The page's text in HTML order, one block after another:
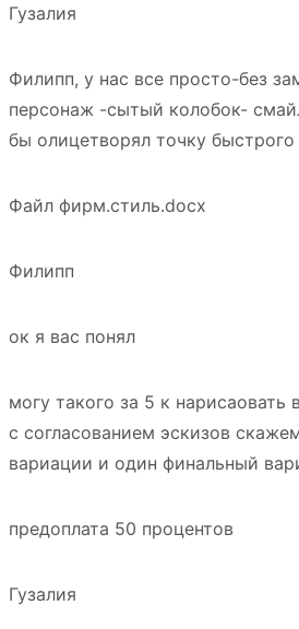
Гузалия
Филипп, у нас все просто-без
персонаж -сытый колобок-
бы олицетворял точку быстрого
Файл фирм.стиль.docx
Филипп
ок я вас понял
могу такого за 5 к нарисаовать
с согласованием эскизов
вариации и один финальный
предоплата 50 процентов
Гузалия